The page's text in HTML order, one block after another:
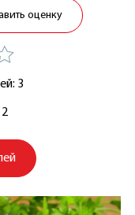
оценку
3